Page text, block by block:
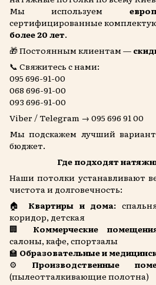
Мы используем
сертифицированные
более 20 лет.
🎁 Постоянным клиентам —
📞 Свяжитесь с нами:
095 696-91-00
068 696-91-00
093 696-91-00
Viber / Telegram → 095 696 91 00
Мы подскажем лучший
бюджет.
Где подходят
Наши потолки устанавливают
чистота и долговечность:
🏠 Квартиры и дома:
коридор, детская
🏢 Коммерческие
салоны, кафе, спортзалы
🏫 Образовательные и
⚙️ Производственные
(пылеотталкивающие полотна)